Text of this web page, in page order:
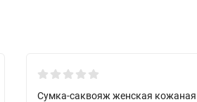
Хит!
Сумка-саквояж женская кожаная